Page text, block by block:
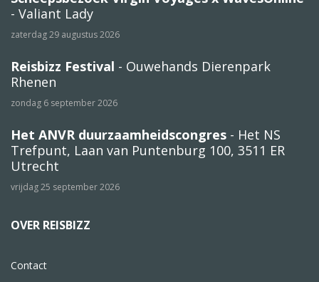
- Valiant Lady
zaterdag 29 augustus 2026
Reisbizz Festival - Ouwehands Dierenpark
Rhenen
zondag 6 september 2026
Het ANVR duurzaamheidscongres - Het NS
Trefpunt, Laan van Puntenburg 100, 3511 ER
Utrecht
vrijdag 25 september 2026
OVER REISBIZZ
Contact